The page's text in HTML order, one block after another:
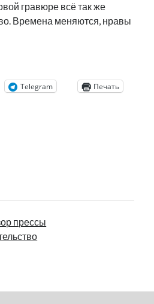
гравюре всё так же
Времена меняются, нравы
Telegram Печать
прессы